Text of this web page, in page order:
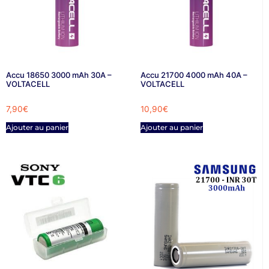
Accu 18650 3000 mAh 30A –
VOLTACELL
7,90€
Ajouter au panier
Accu 21700 4000 mAh 40A –
VOLTACELL
10,90€
Ajouter au panier